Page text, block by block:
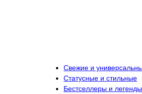
Свежие и
Статусные и стильные
Бестселлеры и легенды